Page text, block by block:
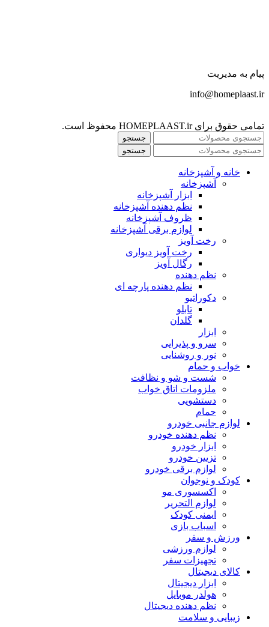
پیام به مدیریت
info@homeplaast.ir
تمامی حقوق برای HOMEPLAAST.ir محفوظ است.
جستجو
جستجو
خانه و آشپزخانه
آشپزخانه
ابزار آشپزخانه
نظم دهنده آشپزخانه
ظروف آشپزخانه
لوازم برقی آشپزخانه
رخت آویز
رخت آویز دیواری
رگال آویز
نظم دهنده
نظم دهنده پارچه ای
دکوراتیو
تابلو
گلدان
ابزار
سرو و پذیرایی
نور و روشنایی
خواب و حمام
شست و شو و نظافت
ملزومات اتاق خواب
دستشویی
حمام
لوازم جانبی خودرو
نظم دهنده خودرو
ابزار خودرو
تزیین خودرو
لوازم برقی خودرو
کودک و نوجوان
اکسسوری مو
لوازم التحریر
ایمنی کودک
اسباب بازی
ورزش و سفر
لوازم ورزشی
تجهیزات سفر
کالای دیجیتال
ابزار دیجیتال
هولدر موبایل
نظم دهنده دیجیتال
زیبایی و سلامت